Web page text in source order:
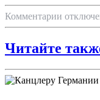
Комментарии
Читайте